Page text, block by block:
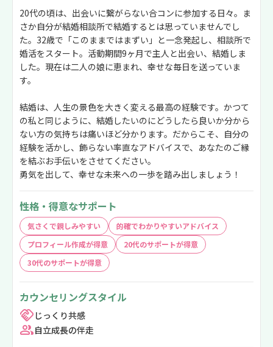
20代の頃は、出会いに繋がらない合コンに参加する日々。ま
さか自分が結婚相談所で結婚するとは思っていませんでし
た。32歳で「このままではまずい」と一念発起し、相談所で
婚活をスタート。活動期間9ヶ月で主人と出会い、結婚しま
した。現在は二人の娘に恵まれ、幸せな毎日を送っていま
す。
結婚は、人生の景色を大きく変える最高の経験です。かつて
の私と同じように、結婚したいのにどうしたら良いか分から
ない方の気持ちは痛いほど分かります。だからこそ、自分の
経験を活かし、飾らない率直なアドバイスで、あなたのご縁
を結ぶお手伝いをさせてください。
勇気を出して、幸せな未来への一歩を踏み出しましょう！
性格・得意なサポート
気さくで親しみやすい
的確でわかりやすいアドバイス
プロフィール作成が得意
20代のサポートが得意
30代のサポートが得意
カウンセリングスタイル
じっくり共感
自立成長の伴走